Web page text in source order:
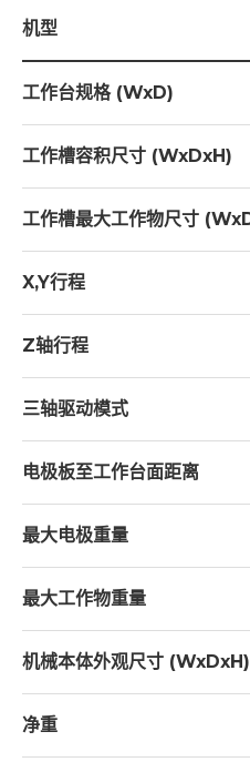
机型
工作台规格 (WxD)
工作槽容积尺寸 (WxDxH)
工作槽最大工作物尺寸
X,Y行程
Z轴行程
三轴驱动模式
电极板至工作台面距离
最大电极重量
最大工作物重量
机械本体外观尺寸 (WxDxH)
净重